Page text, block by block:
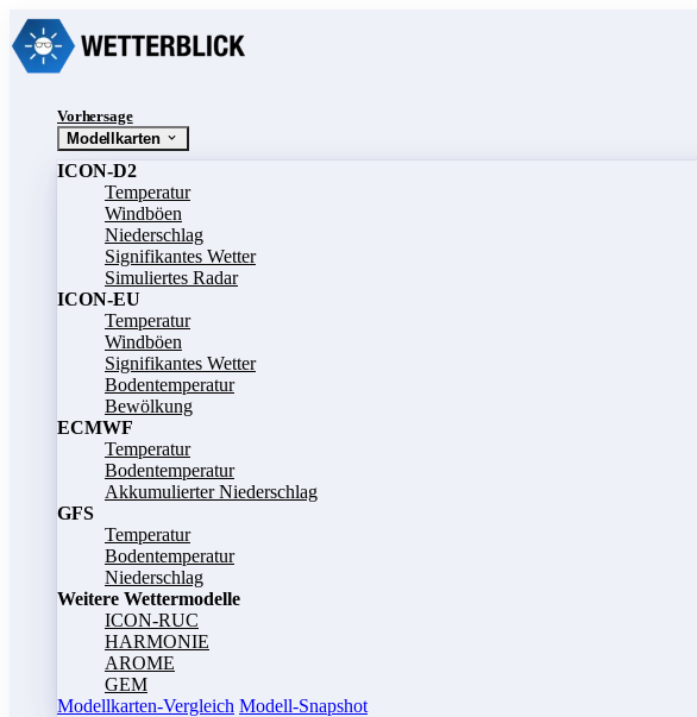
Vorhersage
Modellkarten
ICON-D2
Temperatur
Windböen
Niederschlag
Signifikantes Wetter
Simuliertes Radar
ICON-EU
Temperatur
Windböen
Signifikantes Wetter
Bodentemperatur
Bewölkung
ECMWF
Temperatur
Bodentemperatur
Akkumulierter Niederschlag
GFS
Temperatur
Bodentemperatur
Niederschlag
Weitere Wettermodelle
ICON-RUC
HARMONIE
AROME
GEM
Modellkarten-Vergleich Modell-Snapshot